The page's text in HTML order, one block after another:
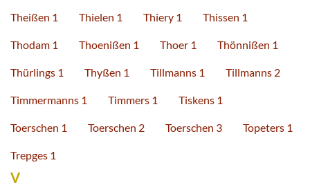
Theißen 1 Thielen 1 Thiery 1 Thissen 1
Thodam 1 Thoenißen 1 Thoer 1 Thönnißen 1
Thürlings 1 Thyßen 1 Tillmanns 1 Tillmanns 2
Timmermanns 1 Timmers 1 Tiskens 1
Toerschen 1 Toerschen 2 Toerschen 3 Topeters 1
Trepges 1
V